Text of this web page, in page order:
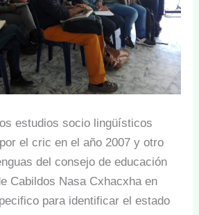
estudios socio lingüísticos
el cric en el año 2007 y otro
del consejo de educación
Cabildos Nasa Cxhacxha en
para identificar el estado